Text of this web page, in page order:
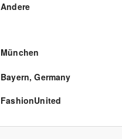
Andere
München
Bayern,Germany
FashionUnited